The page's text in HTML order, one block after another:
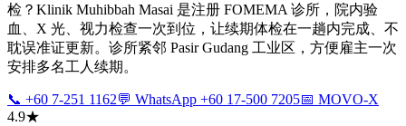
检？Klinik Muhibbah Masai 是注册 FOMEMA 诊所，院内验
血、X 光、视力检查一次到位，让续期体检在一趟内完成、不
耽误准证更新。诊所紧邻 Pasir Gudang 工业区，方便雇主一次
安排多名工人续期。
📞 +60 7-251 1162💬 WhatsApp +60 17-500 7205📅 MOVO-X
4.9★